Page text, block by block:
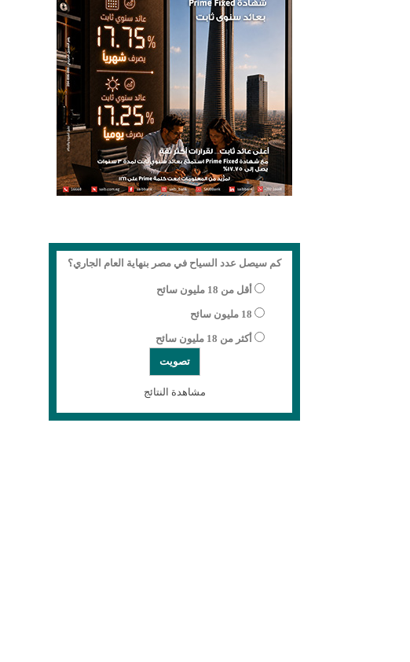
كم سيصل عدد السياح في مصر بنهاية العام الجاري؟
أقل من 18 مليون سائح
18 مليون سائح
أكثر من 18 مليون سائح
مشاهدة النتائج